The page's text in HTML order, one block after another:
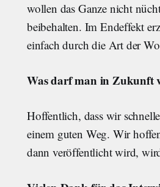
wollen das Ganze nicht
beibehalten. Im Endeffekt
einfach durch die Art der
Was darf man in Zukunft
Hoffentlich, dass wir
einem guten Weg. Wir
dann veröffentlicht wird,